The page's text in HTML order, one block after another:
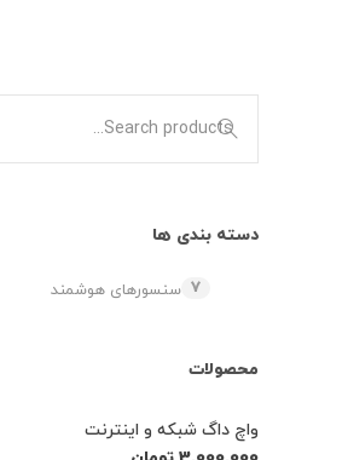
دسته بندی ها
سنسورهای هوشمند ۷
محصولات
واچ داگ شبکه و اینترنت